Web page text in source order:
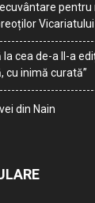
Vicariatului
cea de-a II-a
cu inimă curată”
din Nain